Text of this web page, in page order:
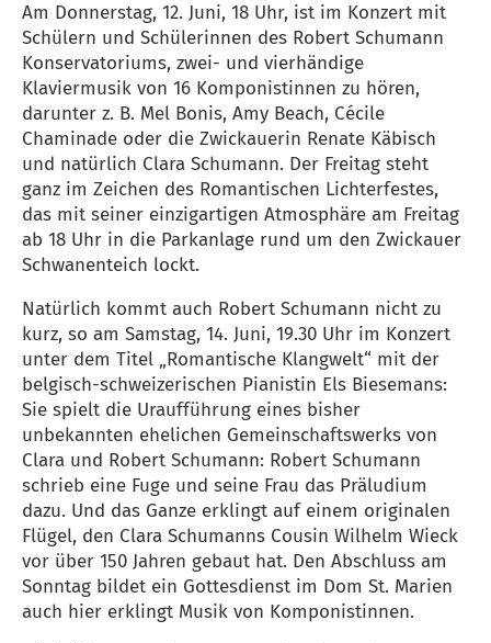
Am Donnerstag, 12. Juni, 18 Uhr, ist im Konzert mit
Schülern und Schülerinnen des Robert Schumann
Konservatoriums, zwei- und vierhändige
Klaviermusik von 16 Komponistinnen zu hören,
darunter z. B. Mel Bonis, Amy Beach, Cécile
Chaminade oder die Zwickauerin Renate Käbisch
und natürlich Clara Schumann. Der Freitag steht
ganz im Zeichen des Romantischen Lichterfestes,
das mit seiner einzigartigen Atmosphäre am Freitag
ab 18 Uhr in die Parkanlage rund um den Zwickauer
Schwanenteich lockt.
Natürlich kommt auch Robert Schumann nicht zu
kurz, so am Samstag, 14. Juni, 19.30 Uhr im Konzert
unter dem Titel „Romantische Klangwelt“ mit der
belgisch-schweizerischen Pianistin Els Biesemans:
Sie spielt die Uraufführung eines bisher
unbekannten ehelichen Gemeinschaftswerks von
Clara und Robert Schumann: Robert Schumann
schrieb eine Fuge und seine Frau das Präludium
dazu. Und das Ganze erklingt auf einem originalen
Flügel, den Clara Schumanns Cousin Wilhelm Wieck
vor über 150 Jahren gebaut hat. Den Abschluss am
Sonntag bildet ein Gottesdienst im Dom St. Marien
auch hier erklingt Musik von Komponistinnen.